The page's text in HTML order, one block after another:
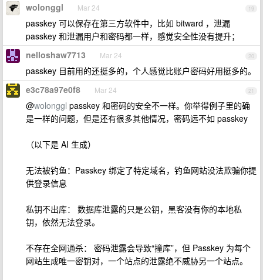
19
wolonggl Mar 24
passkey 可以保存在第三方软件中，比如 bitward ，泄漏
passkey 和泄漏用户和密码都一样，感觉安全性没有提升；
20
nelloshaw7713 Mar 24
passkey 目前用的还挺多的，个人感觉比账户密码好用挺多的。
21
e3c78a97e0f8 Mar 24
@wolonggl passkey 和密码的安全不一样。你举得例子里的确
是一样的问题，但是还有很多其他情况，密码远不如 passkey
（以下是 AI 生成）
无法被钓鱼：Passkey 绑定了特定域名，钓鱼网站没法欺骗你提
供登录信息
私钥不出库： 数据库泄露的只是公钥，黑客没有你的本地私
钥，依然无法登录。
不存在全网通杀： 密码泄露会导致“撞库”，但 Passkey 为每个
网站生成唯一密钥对，一个站点的泄露绝不威胁另一个站点。